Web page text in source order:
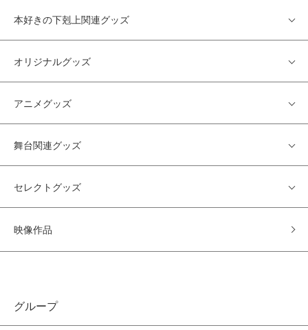
本好きの下剋上関連グッズ
オリジナルグッズ
アニメグッズ
舞台関連グッズ
セレクトグッズ
映像作品
グループ